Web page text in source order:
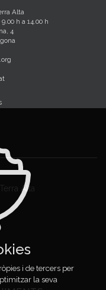
Alta
h a 14.00 h
4
Alta
i de tercers per
la seva